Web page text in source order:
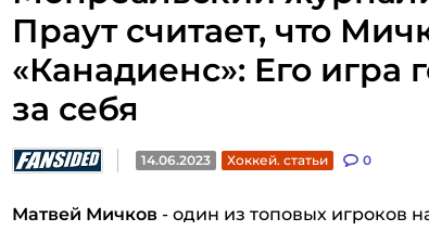
Праут считает, что
«Канадиенс»: Его игра
за себя
14.06.2023 Хоккей. статьи 0
Матвей Мичков - один из топовых игроков